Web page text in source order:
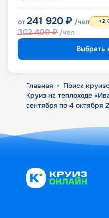
от 241 920 ₽ /чел
302 400₽ /чел
+2
Выбрать
Главная • Поиск
Круиз на теплоходе
сентября по 4 октября